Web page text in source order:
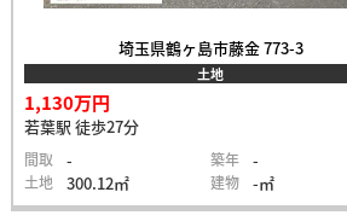
埼玉県鶴ヶ島市藤金 773-3
土地
1,130万円
若葉駅 徒歩27分
間取 - 築年 -
土地 300.12㎡ 建物 -㎡